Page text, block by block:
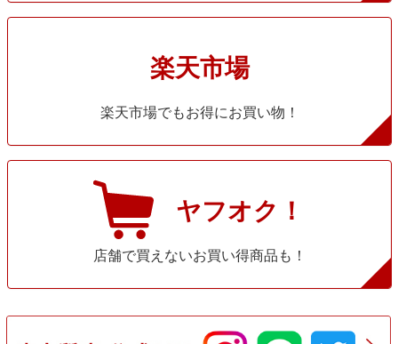
楽天市場
楽天市場でもお得にお買い物！
ヤフオク！
店舗で買えないお買い得商品も！